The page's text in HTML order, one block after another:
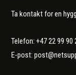
Ta kontakt for en
Telefon: +47 22 99 90
E-post: